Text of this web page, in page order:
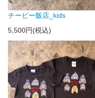
チービー飯店_kids
5,500円(税込)